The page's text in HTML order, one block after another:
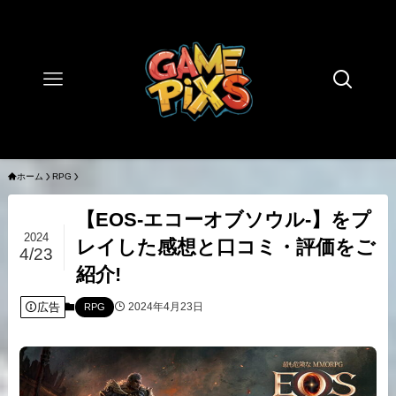
ホーム RPG
【EOS-エコーオブソウル-】をプ
レイした感想と口コミ・評価をご
紹介!
2024
4/23
広告 RPG 2024年4月23日